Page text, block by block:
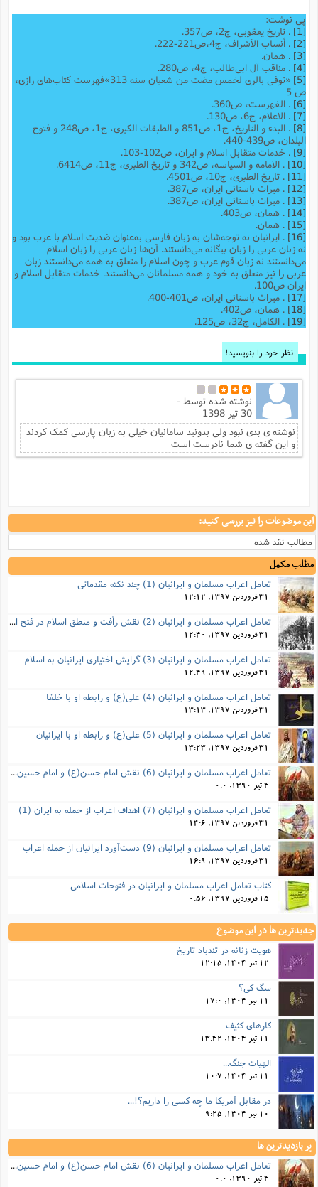
پی نوشت:
. تاریخ یعقوبى، ج‌2، ص357.
. أنساب الأشراف، ج‌4،ص221-222.
. همان.
. مناقب آل ابی‌طالب، ج4، ص280.
«توفی بالری لخمس مضت من شعبان سنه 313»فهرست کتاب‌های رازی،
ص 5
. الفهرست، ص360.
. الاعلام، ج6، ص130.
. البدء و التاریخ، ج1، ص851 و الطبقات الکبری، ج1، ص248 و فتوح
البلدان، ص439-440.
. خدمات متقابل اسلام و ایران، ص102-103.
. الامامه و السیاسه، ص342 و تاریخ الطبری، ج11، ص6414.
. تاریخ الطبری، ج10، ص4501.
. میراث باستانی ایران، ص387.
. میراث باستانی ایران، ص387.
. همان، ص403.
. همان.
. ایرانیان نه توجه‌شان به زبان فارسى به‌عنوان ضدیت اسلام با عرب بود و
نه زبان عربى را زبان بیگانه مى‌دانستند. آن‌ها زبان عربى را زبان اسلام
مى‌دانستند نه زبان قوم عرب و چون اسلام را متعلق به همه مى‌دانستند زبان
عربى را نیز متعلق به خود و همه مسلمانان مى‌دانستند. خدمات متقابل اسلام و
ایران ص100.
. میراث باستانی ایران، ص401-400.
. همان، ص402.
. الکامل، ج32، ص125.
نظر خود را بنویسید!
نوشته شده توسط-
30 تیر 1398
نوشته ی بدی نبود ولی بدونید سامانیان خیلی به زبان پارسی کمک کردند
و این گفته ی شما نادرست است
این موضوعات را نیز بررسی کنید:
مطالب نقد شده
مطلب مکمل
تعامل اعراب مسلمان و ایرانیان (1) چند نکته مقدماتی
31 فروردین 1397, 12:12
تعامل اعراب مسلمان و ایرانیان (2) نقش رأفت و منطق اسلام در فتح ایران
31 فروردین 1397, 12:40
تعامل اعراب مسلمان و ایرانیان (3) گرایش اختیاری ایرانیان به اسلام
31 فروردین 1397, 12:49
تعامل اعراب مسلمان و ایرانیان (4) علی(ع) و رابطه او با خلفا
31 فروردین 1397, 13:13
تعامل اعراب مسلمان و ایرانیان (5) علی(ع) و رابطه‌ او با ایرانیان
31 فروردین 1397, 13:23
تعامل اعراب مسلمان و ایرانیان (6) نقش امام حسن(ع) و امام حسین(ع) در فتح ایران
4 تیر 1390, 0:0
تعامل اعراب مسلمان و ایرانیان (7) اهداف اعراب از حمله به ایران (1)
31 فروردین 1397, 14:6
تعامل اعراب مسلمان و ایرانیان (9) دست‌آورد ایرانیان از حمله اعراب
31 فروردین 1397, 16:9
کتاب تعامل اعراب مسلمان و ایرانیان در فتوحات اسلامی
15 فروردین 1397, 0:56
جدیدترین ها در این موضوع
هویت زنانه در تندباد تاریخ
12 تیر 1404, 12:15
سگ کی؟
11 تیر 1404, 17:0
کارهای کثیف
11 تیر 1404, 13:42
الهیات جنگ...
11 تیر 1404, 10:7
در مقابل آمریکا ما چه کسی را داریم؟!...
10 تیر 1404, 9:25
پر بازدیدترین ها
تعامل اعراب مسلمان و ایرانیان (6) نقش امام حسن(ع) و امام حسین(ع) در فتح ایران
4 تیر 1390, 0:0